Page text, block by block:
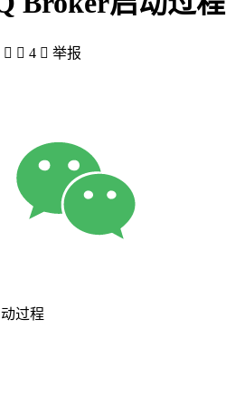
  4  举报
过程